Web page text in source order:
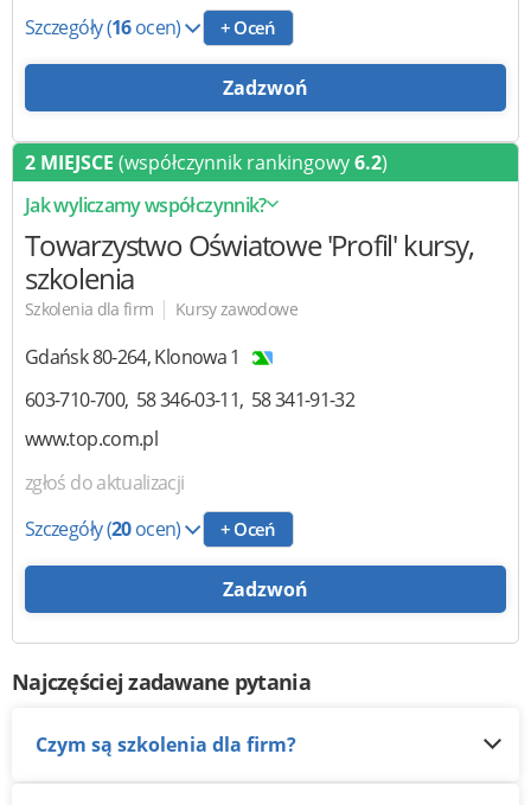
Szczegóły(16ocen) + Oceń
Zadzwoń
2 MIEJSCE (współczynnik rankingowy6.2)
Jak wyliczamy współczynnik?
Towarzystwo Oświatowe 'Profil' kursy,
szkolenia
Szkolenia dla firm | Kursy zawodowe
Gdańsk80-264,Klonowa 1
603-710-700 58 346-03-11 58 341-91-32
www.top.com.pl
zgłoś do aktualizacji
Szczegóły(20ocen) + Oceń
Zadzwoń
Najczęściej zadawane pytania
Czym są szkolenia dla firm?